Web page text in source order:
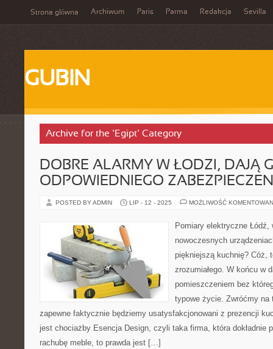
Strona główna Archiwum Paris Parma Redakcja Sevilla
GUBIN
Archive for the ‘Egipt’ Category
DOBRE ALARMY W ŁODZI, DAJĄ
ODPOWIEDNIEGO
POSTED BY ADMIN LIP - 12 - 2025 MOŻLIWOŚĆ
Pomiary elektryczne Łódź,
nowoczesnych
piękniejszą kuchnię? Cóż,
zrozumiałego. W końcu w
pomieszczeniem bez
typowe życie. Zwróćmy na
zapewne faktycznie będziemy usatysfakcjonowani z prezencji
jest chociażby Esencja Design, czyli taka firma, która dokładnie
rachubę meble, to prawda jest […]